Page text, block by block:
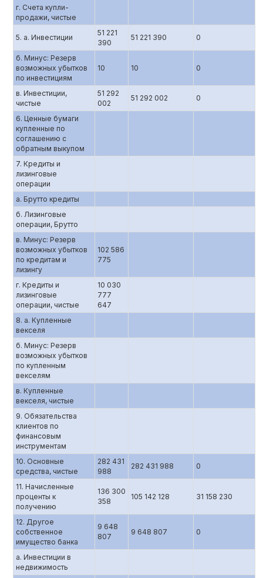
г. Счета купли-
продажи, чистые
5. а. Инвестиции
51 221
390
51 221 390 0
б. Минус: Резерв
возможных убытков
по инвестициям
10 10 0
в. Инвестиции,
чистые
51 292
002
51 292 002 0
6. Ценные бумаги
купленные по
соглашению c
обратным выкупом
7. Кредиты и
лизинговые
операции
а. Брутто кредиты
б. Лизинговые
операции, Брутто
в. Минус: Резерв
возможных убытков
по кредитам и
лизингу
102 586
775
г. Кредиты и
лизинговые
операции, чистые
10 030
777
647
8. а. Купленные
векселя
б. Минус: Резерв
возможных убытков
по купленным
векселям
в. Купленные
векселя, чистые
9. Обязательства
клиентов по
финансовым
инструментам
10. Основные
средства, чистые
282 431
988
282 431 988 0
11. Начисленные
проценты к
получению
136 300
358
105 142 128 31 158 230
12. Другое
собственное
имущество банка
9 648
807
9 648 807 0
а. Инвестиции в
недвижимость